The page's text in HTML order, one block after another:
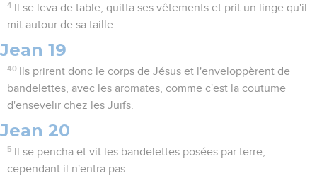
4
Il se leva de table, quitta ses vêtements et prit un linge qu'il
mit autour de sa taille.
Jean 19
40
Ils prirent donc le corps de Jésus et l'enveloppèrent de
bandelettes, avec les aromates, comme c'est la coutume
d'ensevelir chez les Juifs.
Jean 20
5
Il se pencha et vit les bandelettes posées par terre,
cependant il n'entra pas.